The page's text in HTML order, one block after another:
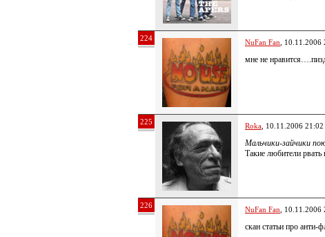
224 NuFan Fan , 10.11.2006
мне не
225 Roka , 10.11.2006 21:02
Мальчики-зайчики
Такие любители
226 NuFan Fan , 10.11.2006
скан статьи про